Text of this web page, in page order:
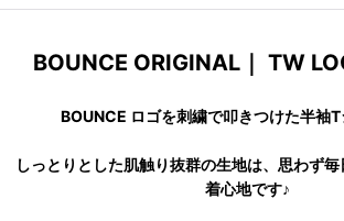
BOUNCE ORIGINAL｜ TW
BOUNCE ロゴを刺繍で叩きつけた半袖T
しっとりとした肌触り抜群の生地は、思わず
着心地です♪